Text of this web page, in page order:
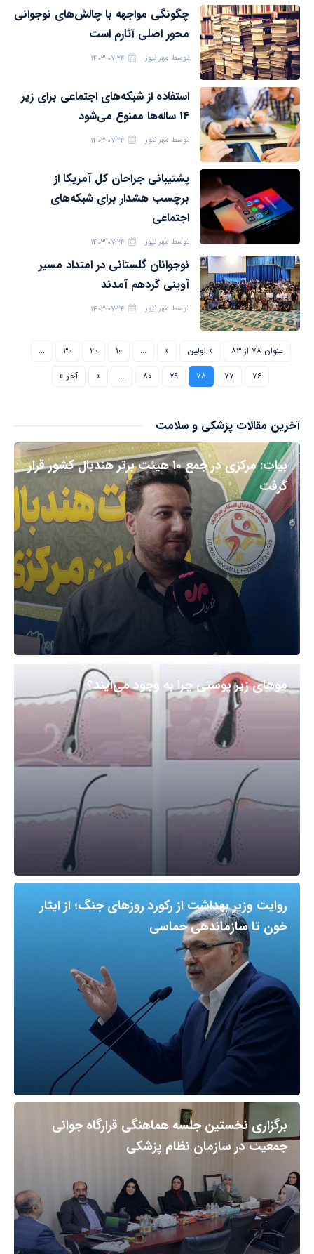
چگونگی مواجهه با چالش‌های نوجوانی
محور اصلی آثارم است
توسط مهر نیوز ۱۴۰۳-۰۷-۲۴
استفاده از شبکه‌های اجتماعی برای زیر
۱۴ ساله‌ها ممنوع می‌شود
توسط مهر نیوز ۱۴۰۳-۰۷-۲۴
پشتیبانی جراحان کل آمریکا از
برچسب هشدار برای شبکه‌های
اجتماعی
توسط مهر نیوز ۱۴۰۳-۰۷-۲۴
نوجوانان گلستانی در امتداد مسیر
آوینی گردهم آمدند
توسط مهر نیوز ۱۴۰۳-۰۷-۲۴
عنوان ۷۸ از ۸۳ « اولین «
... ۱۰ ۲۰ ۳۰
...
۷۶
۷۷ ۷۸ ۷۹ ۸۰ ...
» آخر »
آخرین مقالات پزشکی و سلامت
بیات: مرکزی در جمع ۱۰ هیئت برتر هندبال کشور قرار
گرفت
مو‌های زیر پوستی چرا به وجود می‌آیند؟
روایت وزیر بهداشت از رکورد روزهای جنگ؛ از ایثار
خون تا سازماندهی حماسی
برگزاری نخستین جلسه هماهنگی قرارگاه جوانی
جمعیت در سازمان نظام پزشکی